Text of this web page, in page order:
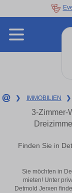
❯ IMMOBILIEN ❯
3-Zimmer-
Finden Sie in
Sie möchten in
mieten! Unter
Detmold Jerxen